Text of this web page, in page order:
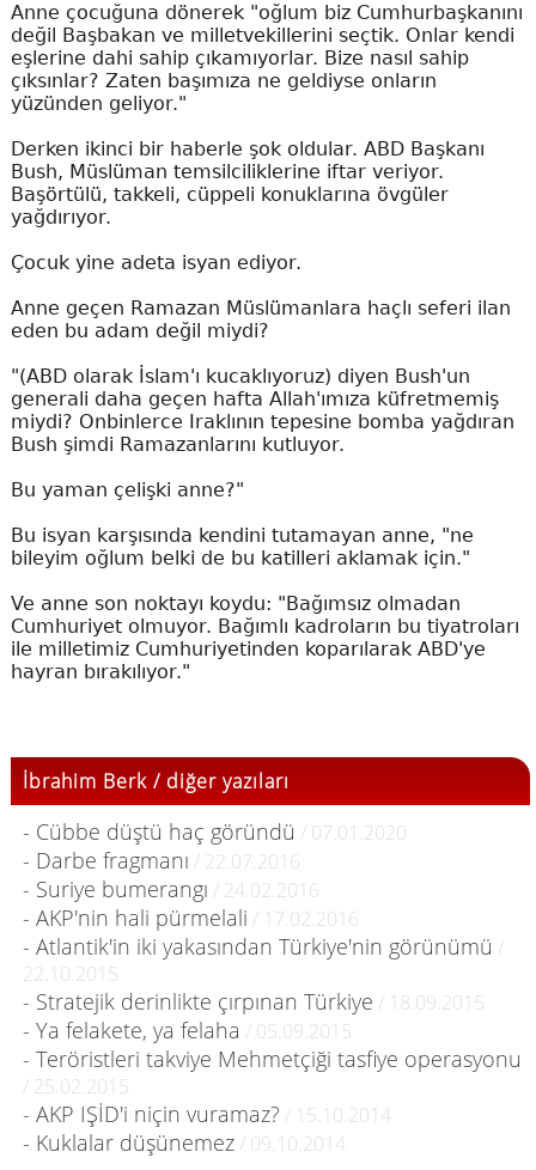
Anne çocuğuna dönerek "oğlum biz Cumhurbaşkanını
değil Başbakan ve milletvekillerini seçtik. Onlar kendi
eşlerine dahi sahip çıkamıyorlar. Bize nasıl sahip
çıksınlar? Zaten başımıza ne geldiyse onların
yüzünden geliyor."
Derken ikinci bir haberle şok oldular. ABD Başkanı
Bush, Müslüman temsilciliklerine iftar veriyor.
Başörtülü, takkeli, cüppeli konuklarına övgüler
yağdırıyor.
Çocuk yine adeta isyan ediyor.
Anne geçen Ramazan Müslümanlara haçlı seferi ilan
eden bu adam değil miydi?
"(ABD olarak İslam'ı kucaklıyoruz) diyen Bush'un
generali daha geçen hafta Allah'ımıza küfretmemiş
miydi? Onbinlerce Iraklının tepesine bomba yağdıran
Bush şimdi Ramazanlarını kutluyor.
Bu yaman çelişki anne?"
Bu isyan karşısında kendini tutamayan anne, "ne
bileyim oğlum belki de bu katilleri aklamak için."
Ve anne son noktayı koydu: "Bağımsız olmadan
Cumhuriyet olmuyor. Bağımlı kadroların bu tiyatroları
ile milletimiz Cumhuriyetinden koparılarak ABD'ye
hayran bırakılıyor."
İbrahim Berk / diğer yazıları
- Cübbe düştü haç göründü / 07.01.2020
- Darbe fragmanı / 22.07.2016
- Suriye bumerangı / 24.02.2016
- AKP'nin hali pürmelali / 17.02.2016
- Atlantik'in iki yakasından Türkiye'nin görünümü /
22.10.2015
- Stratejik derinlikte çırpınan Türkiye / 18.09.2015
- Ya felakete, ya felaha / 05.09.2015
- Teröristleri takviye Mehmetçiği tasfiye operasyonu
/ 25.02.2015
- AKP IŞİD'i niçin vuramaz? / 15.10.2014
- Kuklalar düşünemez/ 09.10.2014